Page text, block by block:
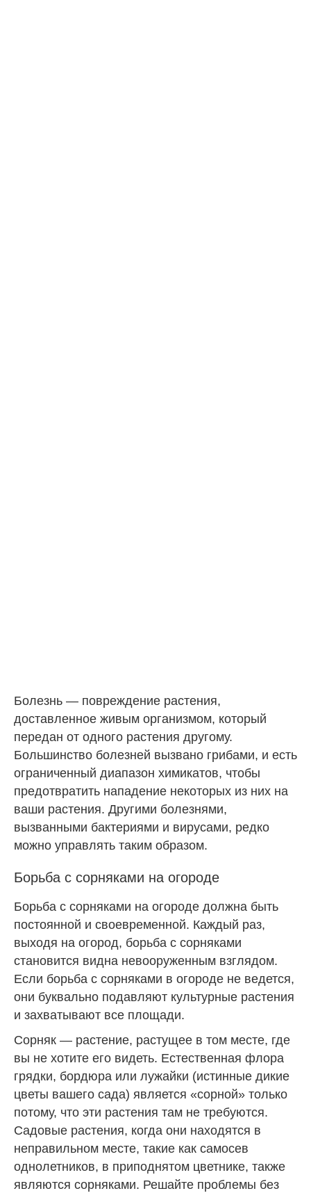
Болезнь — повреждение растения,
доставленное живым организмом, который
передан от одного растения другому.
Большинство болезней вызвано грибами, и есть
ограниченный диапазон химикатов, чтобы
предотвратить нападение некоторых из них на
ваши растения. Другими болезнями,
вызванными бактериями и вирусами, редко
можно управлять таким образом.
Борьба с сорняками на огороде
Борьба с сорняками на огороде должна быть
постоянной и своевременной. Каждый раз,
выходя на огород, борьба с сорняками
становится видна невооруженным взглядом.
Если борьба с сорняками в огороде не ведется,
они буквально подавляют культурные растения
и захватывают все площади.
Сорняк — растение, растущее в том месте, где
вы не хотите его видеть. Естественная флора
грядки, бордюра или лужайки (истинные дикие
цветы вашего сада) является «сорной» только
потому, что эти растения там не требуются.
Садовые растения, когда они находятся в
неправильном месте, такие как самосев
однолетников, в приподнятом цветнике, также
являются сорняками. Решайте проблемы без